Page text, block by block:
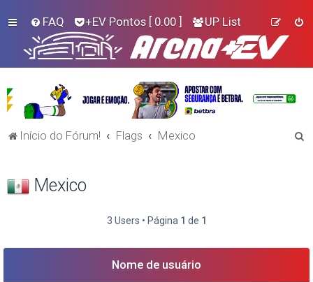
FAQ +EV Pontos [ 0.00 ] UP List
Início do Fórum! Flags Mexico
s
Mexico
3 Users • Página 1 de 1
Nome de usuário